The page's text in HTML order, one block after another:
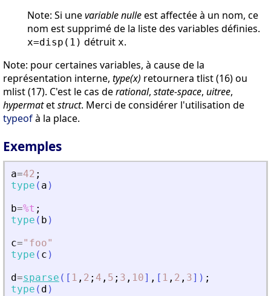
Note: Si unevariable nulleest affectée à un nom, ce
nom est supprimé de la liste des variables définies.
x=disp(1) détruit x.
Note: pour certaines variables, à cause de la
représentation interne, type(x) retournera tlist (16) ou
mlist (17). C'est le cas derational, state-space, uitree,
hypermatetstruct. Merci de considérer l'utilisation de
typeofà la place.
Exemples
a=42 ;
type ( a )
b=%t ;
type ( b )
c=" foo"
type ( c )
d=sparse ( [ 1 , 2 ; 4 , 5 ; 3 , 10] , [ 1 , 2 , 3] ) ;
type ( d )